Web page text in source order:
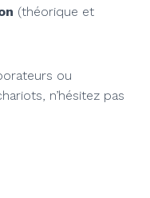
(théorique et
ou
n’hésitez pas